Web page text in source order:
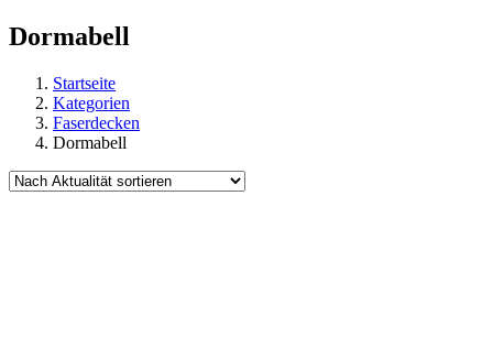
Dormabell
Startseite
Kategorien
Faserdecken
Dormabell